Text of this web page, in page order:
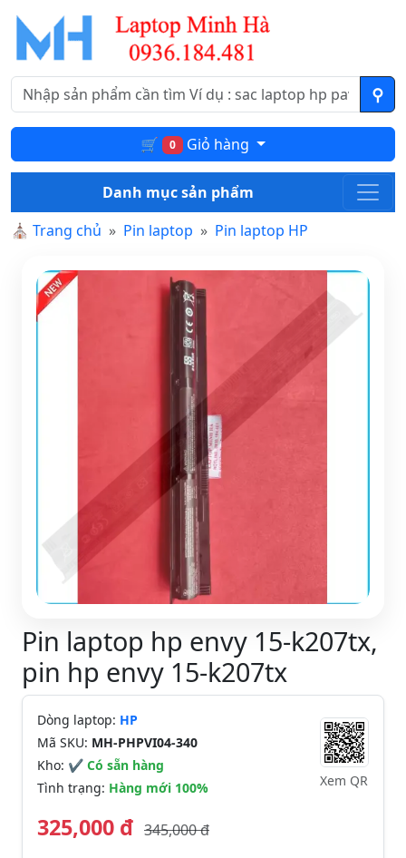
🛒 0 Giỏ hàng
Danh mục sản phẩm
⛪ Trang chủ Pin laptop Pin laptop HP
Pin laptop hp envy 15-k207tx,
pin hp envy 15-k207tx
Dòng laptop: HP
Mã SKU: MH-PHPVI04-340
Kho: ✔ Có sẵn hàng
Tình trạng: Hàng mới 100% Xem QR
325,000 đ 345,000 đ